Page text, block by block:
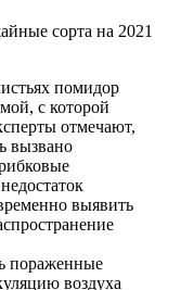
сорта на 2021
помидор
с которой
отмечают,
вызвано
выявить
пораженные
воздуха